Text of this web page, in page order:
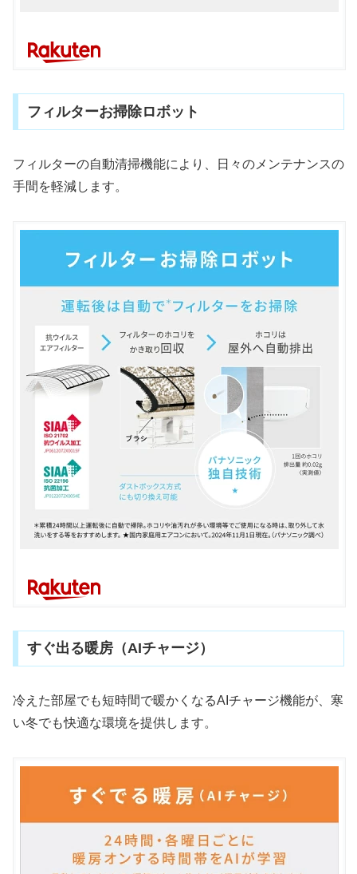
フィルターお掃除ロボット
フィルターの自動清掃機能により、日々のメンテナンスの
手間を軽減します。
すぐ出る暖房（AIチャージ）
冷えた部屋でも短時間で暖かくなるAIチャージ機能が、寒
い冬でも快適な環境を提供します。